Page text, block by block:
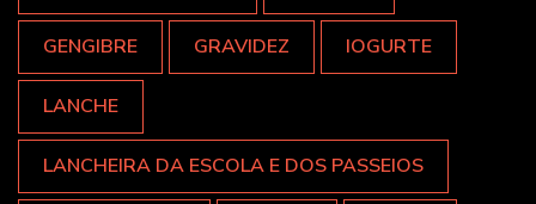
GENGIBRE GRAVIDEZ IOGURTE
LANCHE
LANCHEIRA DA ESCOLA E DOS PASSEIOS